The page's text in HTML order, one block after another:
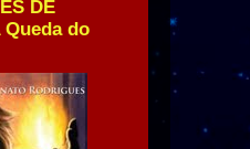
DE
Queda do